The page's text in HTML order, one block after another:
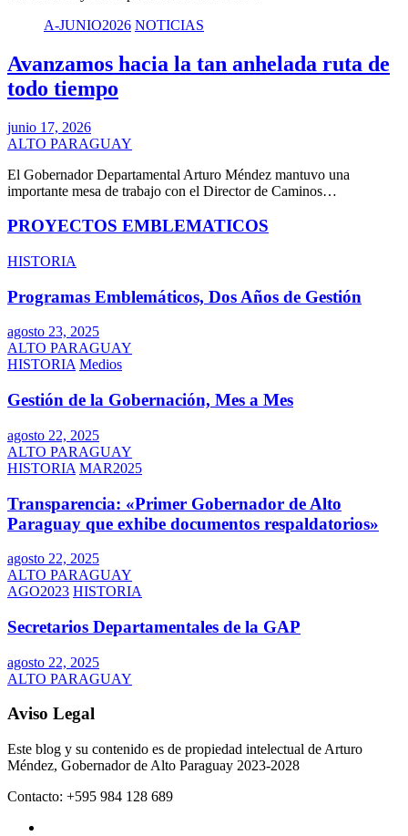
A-JUNIO2026 NOTICIAS
Avanzamos hacia la tan anhelada ruta de
todo tiempo
junio 17, 2026
ALTO PARAGUAY
El Gobernador Departamental Arturo Méndez mantuvo una
importante mesa de trabajo con el Director de Caminos…
PROYECTOS EMBLEMATICOS
HISTORIA
Programas Emblemáticos, Dos Años de Gestión
agosto 23, 2025
ALTO PARAGUAY
HISTORIA Medios
Gestión de la Gobernación, Mes a Mes
agosto 22, 2025
ALTO PARAGUAY
HISTORIA MAR2025
Transparencia: «Primer Gobernador de Alto
Paraguay que exhibe documentos respaldatorios»
agosto 22, 2025
ALTO PARAGUAY
AGO2023 HISTORIA
Secretarios Departamentales de la GAP
agosto 22, 2025
ALTO PARAGUAY
Aviso Legal
Este blog y su contenido es de propiedad intelectual de Arturo
Méndez, Gobernador de Alto Paraguay 2023-2028
Contacto: +595 984 128 689